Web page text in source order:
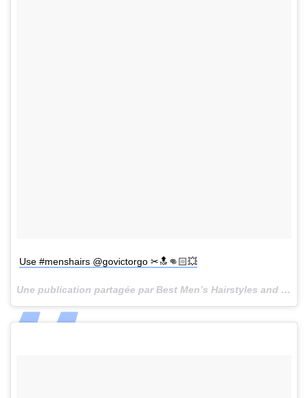
Use #menshairs @govictorgo ✂🔝👊🏻💥
Une publication partagée par Best Men’s Hairstyles and Cuts (@menshairs) le